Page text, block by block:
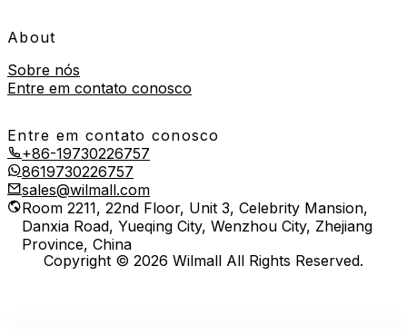
About
Sobre nós
Entre em contato conosco
Entre em contato conosco
+86-19730226757
8619730226757
sales@wilmall.com
Room 2211, 22nd Floor, Unit 3, Celebrity Mansion,
Danxia Road, Yueqing City, Wenzhou City, Zhejiang
Province, China
Copyright © 2026 Wilmall All Rights Reserved.